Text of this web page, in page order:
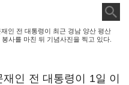
인 전 대통령이 최근 경남 양산 평산
사를 마친 뒤 기념사진을 찍고 있다.
인 전 대통령이 1일 이